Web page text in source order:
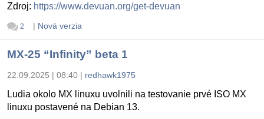
Zdroj: https://www.devuan.org/get-devuan
2 | Nová verzia
MX-25 “Infinity” beta 1
22.09.2025 | 08:40 | redhawk1975
Ludia okolo MX linuxu uvolnili na testovanie prvé ISO MX
linuxu postavené na Debian 13.